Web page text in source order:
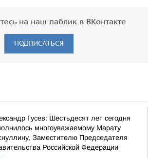
на наш паблик в ВКонтакте
ПОДПИСАТЬСЯ
Гусев: Шестьдесят лет сегодня
многоуважаемому Марату
Заместителю Председателя
Российской Федерации